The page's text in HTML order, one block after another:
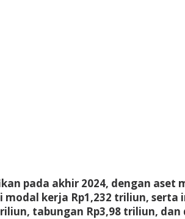
pada akhir 2024, dengan aset
kerja Rp1,232 triliun,
tabungan Rp3,98 triliun,